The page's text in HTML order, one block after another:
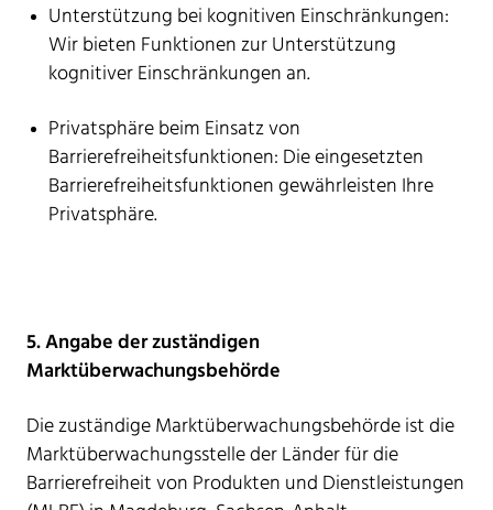
Unterstützung bei kognitiven Einschränkungen:
Wir bieten Funktionen zur Unterstützung
kognitiver Einschränkungen an.
Privatsphäre beim Einsatz von
Barrierefreiheitsfunktionen: Die eingesetzten
Barrierefreiheitsfunktionen gewährleisten Ihre
Privatsphäre.
5. Angabe der zuständigen
Marktüberwachungsbehörde
Die zuständige Marktüberwachungsbehörde ist die
Marktüberwachungsstelle der Länder für die
Barrierefreiheit von Produkten und Dienstleistungen